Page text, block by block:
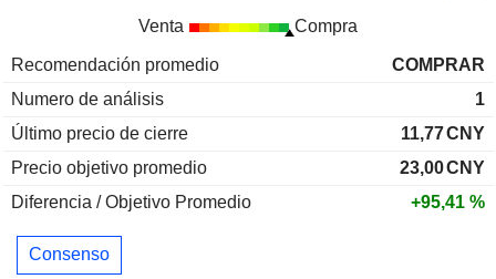
Venta Compra
Recomendación promedio
COMPRAR
Numero de análisis
1
Último precio de cierre
11,77CNY
Precio objetivo promedio
23,00CNY
Diferencia / Objetivo Promedio
+95,41 %
Consenso